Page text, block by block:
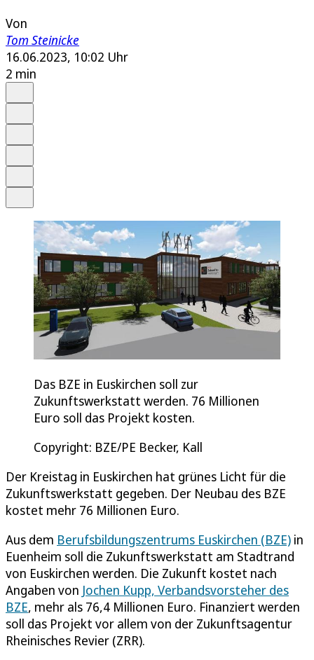
Von
Tom Steinicke
16.06.2023, 10:02 Uhr
2 min
Das BZE in Euskirchen soll zur
Zukunftswerkstatt werden. 76 Millionen
Euro soll das Projekt kosten.
Copyright: BZE/PE Becker, Kall
Der Kreistag in Euskirchen hat grünes Licht für die
Zukunftswerkstatt gegeben. Der Neubau des BZE
kostet mehr 76 Millionen Euro.
Aus dem Berufsbildungszentrums Euskirchen (BZE) in
Euenheim soll die Zukunftswerkstatt am Stadtrand
von Euskirchen werden. Die Zukunft kostet nach
Angaben von Jochen Kupp, Verbandsvorsteher des
BZE, mehr als 76,4 Millionen Euro. Finanziert werden
soll das Projekt vor allem von der Zukunftsagentur
Rheinisches Revier (ZRR).